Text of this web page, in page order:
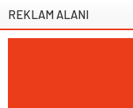
REKLAM ALANI